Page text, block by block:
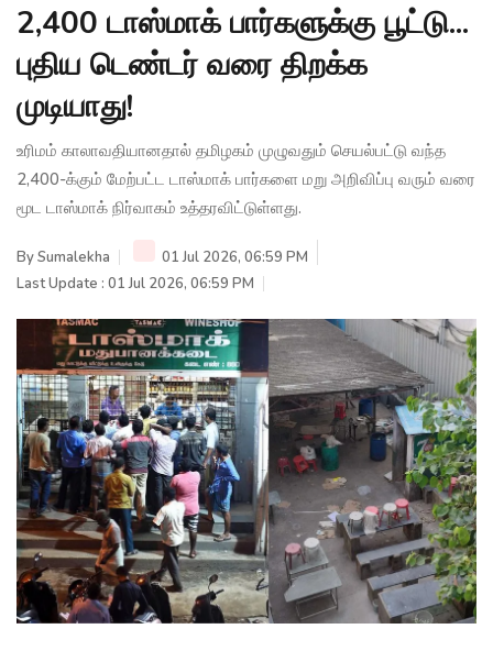
2,400 டாஸ்மாக் பார்களுக்கு பூட்டு...
புதிய டெண்டர் வரை திறக்க
முடியாது!
உரிமம் காலாவதியானதால் தமிழகம் முழுவதும் செயல்பட்டு வந்த
2,400-க்கும் மேற்பட்ட டாஸ்மாக் பார்களை மறு அறிவிப்பு வரும் வரை
மூட டாஸ்மாக் நிர்வாகம் உத்தரவிட்டுள்ளது.
BySumalekha
01 Jul 2026, 06:59 PM
Last Update : 01 Jul 2026, 06:59 PM